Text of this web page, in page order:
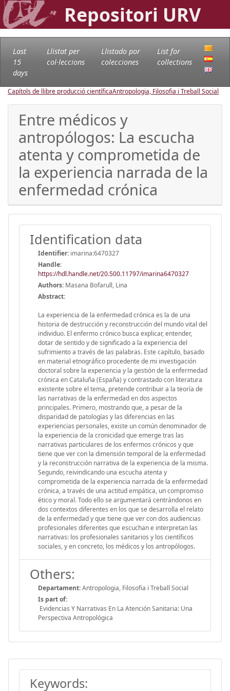
Repositori URV
Last
15
days
Llistat per
col·leccions
Llistado por
colecciones
List for
collections
Capítols de llibre producció científicaAntropologia, Filosofia i Treball Social
Entre médicos y
antropólogos: La escucha
atenta y comprometida de
la experiencia narrada de la
enfermedad crónica
Identification data
Identifier: imarina:6470327
Handle:
https://hdl.handle.net/20.500.11797/imarina6470327
Authors: Masana Bofarull, Lina
Abstract:
La experiencia de la enfermedad crónica es la de una
historia de destrucción y reconstrucción del mundo vital del
individuo. El enfermo crónico busca explicar, entender,
dotar de sentido y de significado a la experiencia del
sufrimiento a través de las palabras. Este capítulo, basado
en material etnográfico procedente de mi investigación
doctoral sobre la experiencia y la gestión de la enfermedad
crónica en Cataluña (España) y contrastado con literatura
existente sobre el tema, pretende contribuir a la teoría de
las narrativas de la enfermedad en dos aspectos
principales. Primero, mostrando que, a pesar de la
disparidad de patologías y las diferencias en las
experiencias personales, existe un común denominador de
la experiencia de la cronicidad que emerge tras las
narrativas particulares de los enfermos crónicos y que
tiene que ver con la dimensión temporal de la enfermedad
y la reconstrucción narrativa de la experiencia de la misma.
Segundo, reivindicando una escucha atenta y
comprometida de la experiencia narrada de la enfermedad
crónica, a través de una actitud empática, un compromiso
ético y moral. Todo ello se argumentará centrándonos en
dos contextos diferentes en los que se desarrolla el relato
de la enfermedad y que tiene que ver con dos audiencias
profesionales diferentes que escuchan e interpretan las
narrativas: los profesionales sanitarios y los científicos
sociales, y en concreto, los médicos y los antropólogos.
Others:
Departament:Antropologia, Filosofia i Treball Social
Is part of:
Evidencias Y Narrativas En La Atención Sanitaria: Una
Perspectiva Antropológica
Keywords: